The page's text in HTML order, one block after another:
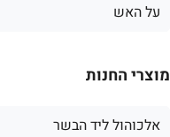
על האש
מוצרי החנות
אלכוהול ליד הבשר